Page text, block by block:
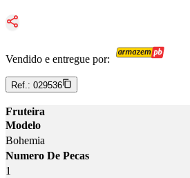
Vendido e entregue por:
Ref.: 029536
Fruteira
Modelo
Bohemia
Numero De Pecas
1